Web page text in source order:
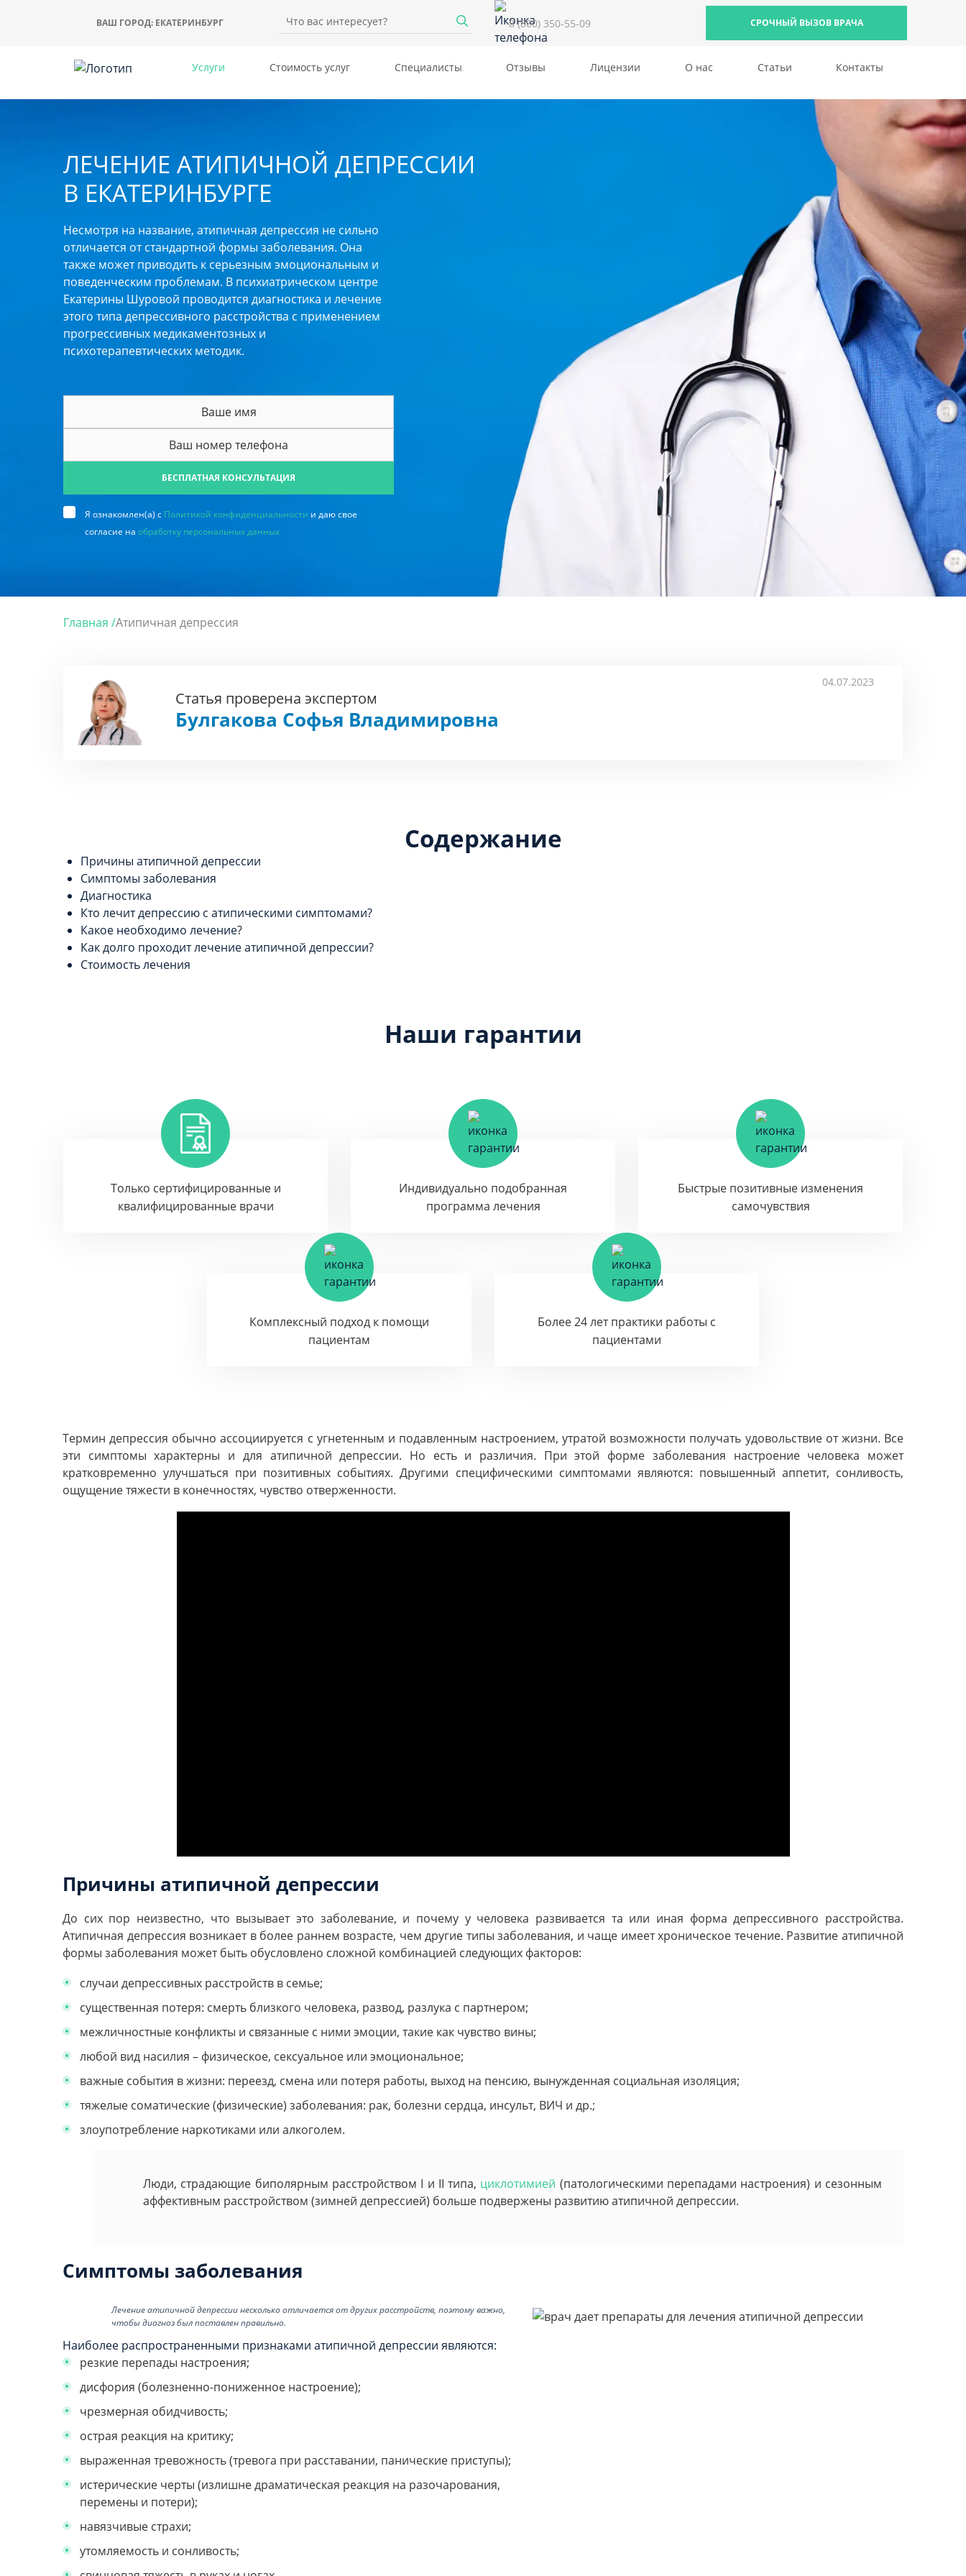
ВАШ ГОРОД: ЕКАТЕРИНБУРГ 8 (800) 350-55-09 СРОЧНЫЙ ВЫЗОВ ВРАЧА
Услуги Стоимость услуг Специалисты Отзывы Лицензии О нас Статьи Контакты
ЛЕЧЕНИЕ АТИПИЧНОЙ ДЕПРЕССИИ
В ЕКАТЕРИНБУРГЕ
Несмотря на название, атипичная депрессия не сильно
отличается от стандартной формы заболевания. Она
также может приводить к серьезным эмоциональным и
поведенческим проблемам. В психиатрическом центре
Екатерины Шуровой проводится диагностика и лечение
этого типа депрессивного расстройства с применением
прогрессивных медикаментозных и
психотерапевтических методик.
БЕСПЛАТНАЯ КОНСУЛЬТАЦИЯ
Я ознакомлен(а) с Политикой конфиденциальности и даю свое
согласие на обработку персональных данных
Главная /Атипичная депрессия
04.07.2023
Статья проверена экспертом
Булгакова Софья Владимировна
Содержание
Причины атипичной депрессии
Симптомы заболевания
Диагностика
Кто лечит депрессию с атипическими симптомами?
Какое необходимо лечение?
Как долго проходит лечение атипичной депрессии?
Стоимость лечения
Наши гарантии
Только сертифицированные и
квалифицированные врачи
Индивидуально подобранная
программа лечения
Быстрые позитивные изменения
самочувствия
Комплексный подход к помощи
пациентам
Более 24 лет практики работы с
пациентами
Термин депрессия обычно ассоциируется с угнетенным и подавленным настроением, утратой возможности получать удовольствие от жизни. Все
эти симптомы характерны и для атипичной депрессии. Но есть и различия. При этой форме заболевания настроение человека может
кратковременно улучшаться при позитивных событиях. Другими специфическими симптомами являются: повышенный аппетит, сонливость,
ощущение тяжести в конечностях, чувство отверженности.
Причины атипичной депрессии
До сих пор неизвестно, что вызывает это заболевание, и почему у человека развивается та или иная форма депрессивного расстройства.
Атипичная депрессия возникает в более раннем возрасте, чем другие типы заболевания, и чаще имеет хроническое течение. Развитие атипичной
формы заболевания может быть обусловлено сложной комбинацией следующих факторов:
случаи депрессивных расстройств в семье;
существенная потеря: смерть близкого человека, развод, разлука с партнером;
межличностные конфликты и связанные с ними эмоции, такие как чувство вины;
любой вид насилия – физическое, сексуальное или эмоциональное;
важные события в жизни: переезд, смена или потеря работы, выход на пенсию, вынужденная социальная изоляция;
тяжелые соматические (физические) заболевания: рак, болезни сердца, инсульт, ВИЧ и др.;
злоупотребление наркотиками или алкоголем.
Люди, страдающие биполярным расстройством I и II типа, циклотимией (патологическими перепадами настроения) и сезонным
аффективным расстройством (зимней депрессией) больше подвержены развитию атипичной депрессии.
Симптомы заболевания
Лечение атипичной депрессии несколько отличается от других расстройств, поэтому важно,
чтобы диагноз был поставлен правильно.
Наиболее распространенными признаками атипичной депрессии являются:
резкие перепады настроения;
дисфория (болезненно-пониженное настроение);
чрезмерная обидчивость;
острая реакция на критику;
выраженная тревожность (тревога при расставании, панические приступы);
истерические черты (излишне драматическая реакция на разочарования,
перемены и потери);
навязчивые страхи;
утомляемость и сонливость;